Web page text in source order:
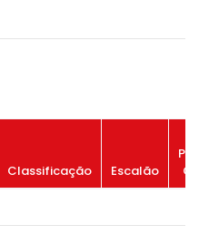
Classificação Escalão